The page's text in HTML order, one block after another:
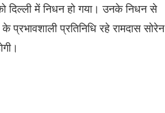
दिल्ली में निधन हो गया। उनके निधन से
प्रतिनिधि रहे रामदास सोरेन